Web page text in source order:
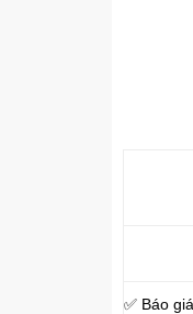
✅ Báo